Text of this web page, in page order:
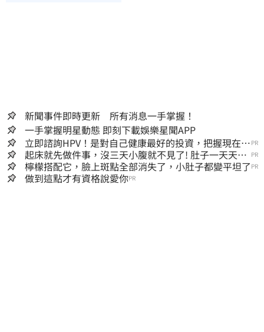
新聞事件即時更新 所有消息一手掌握！
一手掌握明星動態 即刻下載娛樂星聞APP
立即諮詢HPV！是對自己健康最好的投資，把握現在不
嫌晚！
PR
起床就先做件事，沒三天小腹就不見了! 肚子一天天變
小！
PR
檸檬搭配它，臉上斑點全部消失了，小肚子都變平坦了 PR
做到這點才有資格說愛你PR